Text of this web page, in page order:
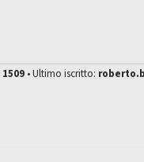
1509 • Ultimo iscritto: